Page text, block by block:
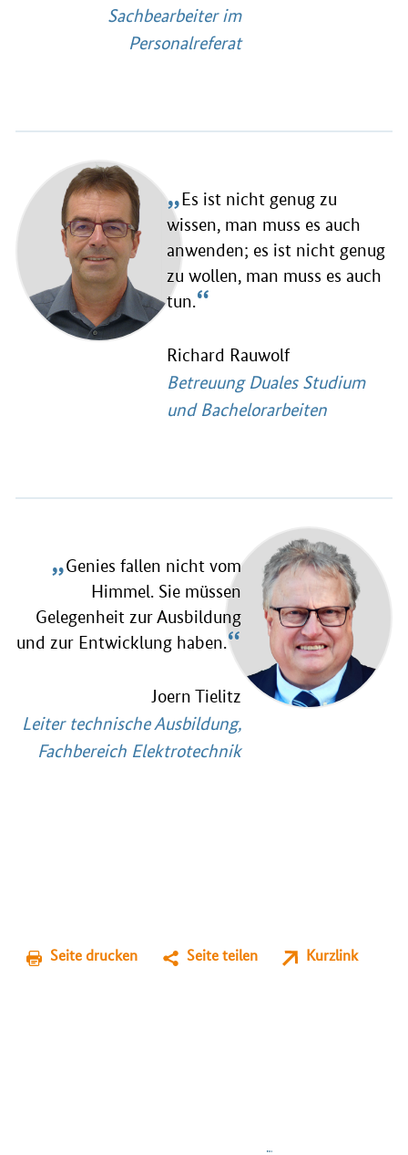
Sachbearbeiter im
Personalreferat
„Es ist nicht genug zu
wissen, man muss es auch
anwenden; es ist nicht genug
zu wollen, man muss es auch
tun.“
Richard Rauwolf
Betreuung Duales Studium
und Bachelorarbeiten
„Genies fallen nicht vom
Himmel. Sie müssen
Gelegenheit zur Ausbildung
und zur Entwicklung haben.“
Joern Tielitz
Leiter technische Ausbildung,
Fachbereich Elektrotechnik
Seite drucken Seite teilen Kurzlink